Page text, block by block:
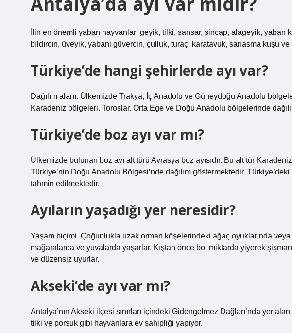
İlin en önemli yaban hayvanları geyik, tilki, sansar, sincap, alageyik, yaban
bıldırcın, üveyik, yabani güvercin, çulluk, turaç, karatavuk, sarıasma kuşu ve
Türkiye’de hangi şehirlerde ayı var?
Dağılım alanı: Ülkemizde Trakya, İç Anadolu ve Güneydoğu Anadolu
Karadeniz bölgeleri, Toroslar, Orta Ege ve Doğu Anadolu bölgelerinde
Türkiye’de boz ayı var mı?
Ülkemizde bulunan boz ayı alt türü Avrasya boz ayısıdır. Bu alt tür
Türkiye’nin Doğu Anadolu Bölgesi’nde dağılım göstermektedir.
tahmin edilmektedir.
Ayıların yaşadığı yer neresidir?
Yaşam biçimi. Çoğunlukla uzak orman köşelerindeki ağaç oyuklarında
mağaralarda ve yuvalarda yaşarlar. Kıştan önce bol miktarda yiyerek
ve düzensiz uyurlar.
Akseki’de ayı var mı?
Antalya’nın Akseki ilçesi sınırları içindeki Gidengelmez Dağları’nda yer
tilki ve porsuk gibi hayvanlara ev sahipliği yapıyor.